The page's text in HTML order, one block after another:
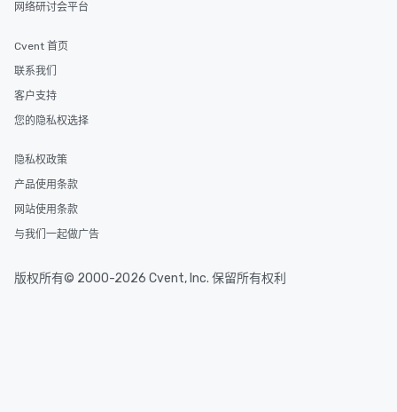
网络研讨会平台
Cvent 首页
联系我们
客户支持
您的隐私权选择
隐私权政策
产品使用条款
网站使用条款
与我们一起做广告
版权所有© 2000-2026 Cvent, Inc. 保留所有权利